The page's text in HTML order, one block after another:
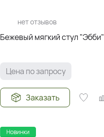
нет отзывов
Бежевый мягкий стул "Эбби"
Цена по запросу
Заказать
Новинки